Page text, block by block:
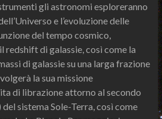
gli astronomi esploreranno
e l’evoluzione delle
del tempo cosmico,
redshift di galassie, così come la
di galassie su una larga frazione
la sua missione
di librazione attorno al secondo
sistema Sole-Terra, così come